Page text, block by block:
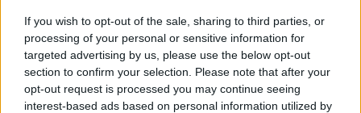
If you wish to opt-out of the sale, sharing to third parties, or
processing of your personal or sensitive information for
targeted advertising by us, please use the below opt-out
section to confirm your selection. Please note that after your
opt-out request is processed you may continue seeing
interest-based ads based on personal information utilized by
Το Γραφείο Ασθενών της ΕΟΕ έχει ως
στόχο να ενισχύσει αυτή τη μετάβαση,
από τη σιωπή στην αναζήτηση
βοήθειας, μέσα από την ενημέρωση, την